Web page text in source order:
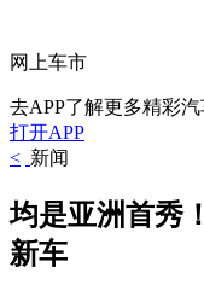
网上车市
去APP了解更多精彩汽
打开APP
< 新闻
均是亚洲首秀
新车